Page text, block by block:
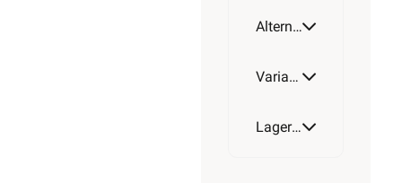
Alternative artikler
Varianter av artikkel
Lagerstatus